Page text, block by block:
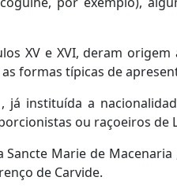
XV e XVI, deram origem
formas típicas de
instituída a
ou raçoeiros de
Marie de
de Carvide.